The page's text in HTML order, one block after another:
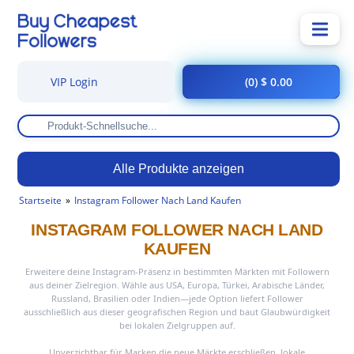
Alle Produkte anzeigen
VIP Login (0) $ 0.00
Startseite Instagram Follower Nach Land Kaufen
INSTAGRAM FOLLOWER NACH LAND
KAUFEN
Erweitere deine Instagram-Präsenz in bestimmten Märkten mit Followern
aus deiner Zielregion. Wähle aus USA, Europa, Türkei, Arabische Länder,
Russland, Brasilien oder Indien—jede Option liefert Follower
ausschließlich aus dieser geografischen Region und baut Glaubwürdigkeit
bei lokalen Zielgruppen auf.